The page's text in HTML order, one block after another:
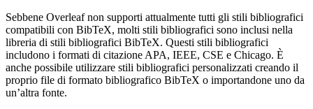
Sebbene Overleaf non supporti attualmente tutti gli stili bibliografici
compatibili con BibTeX, molti stili bibliografici sono inclusi nella
libreria di stili bibliografici BibTeX. Questi stili bibliografici
includono i formati di citazione APA, IEEE, CSE e Chicago. È
anche possibile utilizzare stili bibliografici personalizzati creando il
proprio file di formato bibliografico BibTeX o importandone uno da
un’altra fonte.